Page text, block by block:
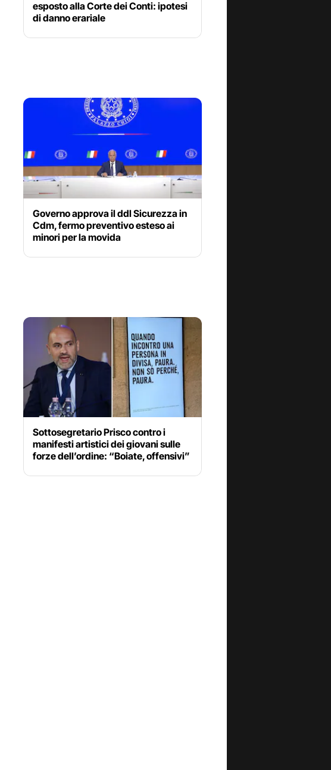
esposto alla Corte dei Conti: ipotesi
di danno erariale
Governo approva il ddl Sicurezza in
Cdm, fermo preventivo esteso ai
minori per la movida
Sottosegretario Prisco contro i
manifesti artistici dei giovani sulle
forze dell’ordine: “Boiate, offensivi”